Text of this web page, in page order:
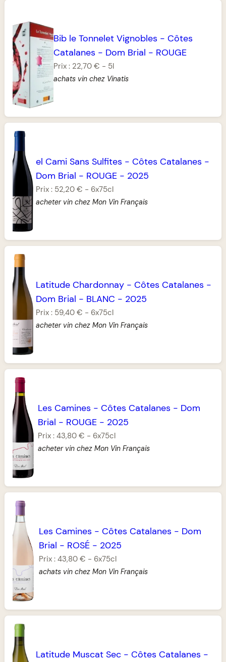
Bib le Tonnelet Vignobles - Côtes
Catalanes - Dom Brial - ROUGE
Prix : 22,70 € - 5l
achats vin chez Vinatis
el Cami Sans Sulfites - Côtes Catalanes -
Dom Brial - ROUGE - 2025
Prix : 52,20 € - 6x75cl
acheter vin chez Mon Vin Français
Latitude Chardonnay - Côtes Catalanes -
Dom Brial - BLANC - 2025
Prix : 59,40 € - 6x75cl
acheter vin chez Mon Vin Français
Les Camines - Côtes Catalanes - Dom
Brial - ROUGE - 2025
Prix :43,80 € - 6x75cl
acheter vin chez Mon Vin Français
Les Camines - Côtes Catalanes - Dom
Brial - ROSÉ- 2025
Prix : 43,80 € - 6x75cl
achats vin chez Mon Vin Français
Latitude Muscat Sec- Côtes Catalanes -